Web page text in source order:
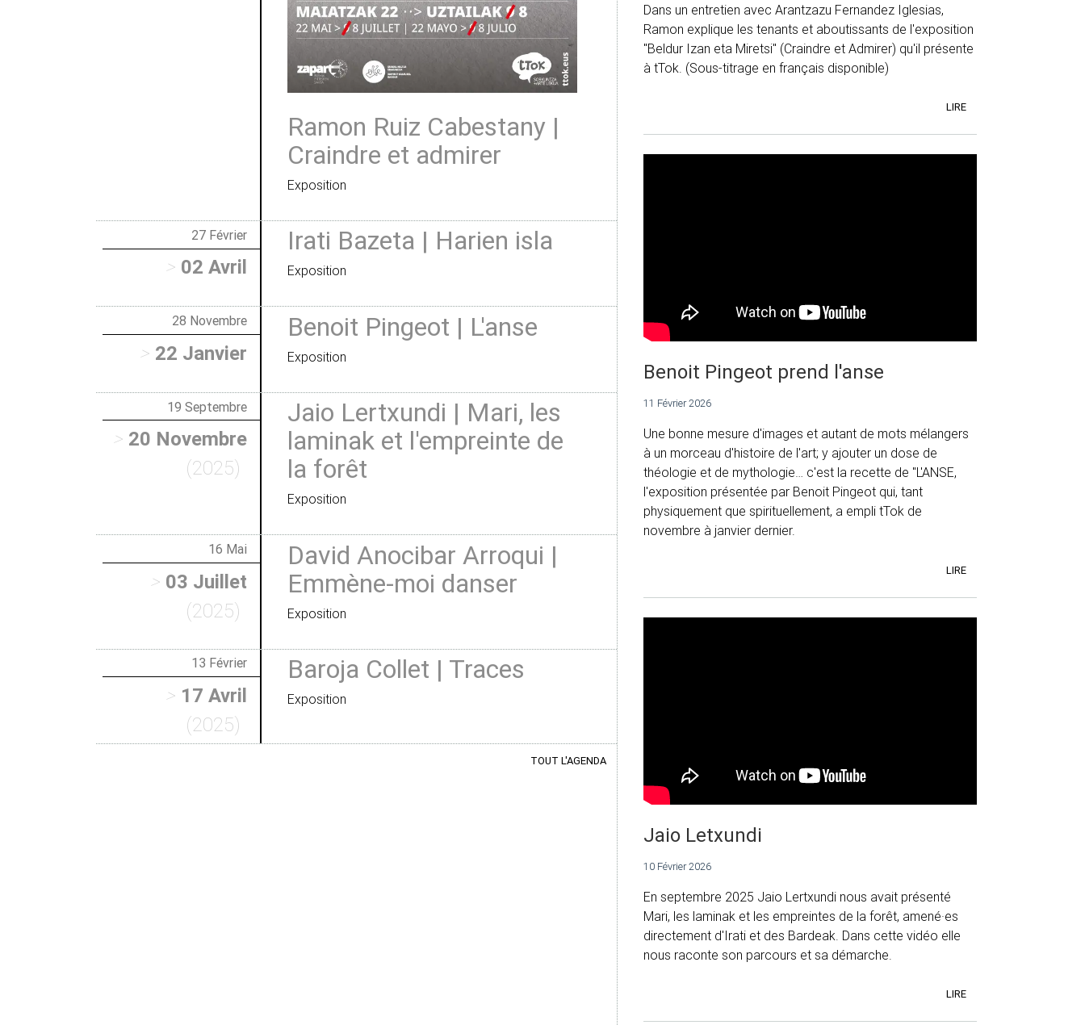
Ramon Ruiz Cabestany |
Craindre et admirer
Exposition
27 Février
> 02 Avril
Irati Bazeta | Harien isla
Exposition
28 Novembre
> 22 Janvier
Benoit Pingeot | L'anse
Exposition
19 Septembre
> 20 Novembre
(2025)
Jaio Lertxundi | Mari, les
laminak et l'empreinte de
la forêt
Exposition
16 Mai
> 03 Juillet
(2025)
David Anocibar Arroqui |
Emmène-moi danser
Exposition
13 Février
> 17 Avril
(2025)
Baroja Collet | Traces
Exposition
TOUT L'AGENDA
Dans un entretien avec Arantzazu Fernandez Iglesias,
Ramon explique les tenants et aboutissants de l'exposition
"Beldur Izan eta Miretsi" (Craindre et Admirer) qu'il présente
à tTok. (Sous-titrage en français disponible)
LIRE
Benoit Pingeot prend l'anse
11 Février 2026
Une bonne mesure d'images et autant de mots mélangers
à un morceau d'histoire de l'art; y ajouter un dose de
théologie et de mythologie… c'est la recette de "L'ANSE,
l'exposition présentée par Benoit Pingeot qui, tant
physiquement que spirituellement, a empli tTok de
novembre à janvier dernier.
LIRE
Jaio Letxundi
10 Février 2026
En septembre 2025 Jaio Lertxundi nous avait présenté
Mari, les laminak et les empreintes de la forêt, amené·es
directement d'Irati et des Bardeak. Dans cette vidéo elle
nous raconte son parcours et sa démarche.
LIRE